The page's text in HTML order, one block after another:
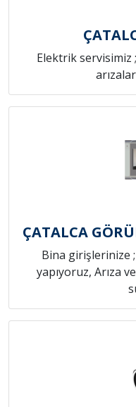
Elektrik
ÇATALCA
Bina girişlerinize
yapıyoruz, Arıza